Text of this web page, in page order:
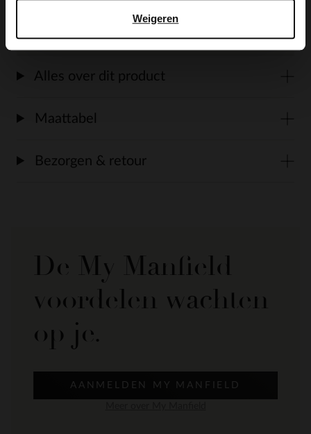
Weigeren
bescherming de Collonil Carbon Pro.
Alles over dit product
Maattabel
Bezorgen & retour
De My Manfield
voordelen wachten
op je.
AANMELDEN MY MANFIELD